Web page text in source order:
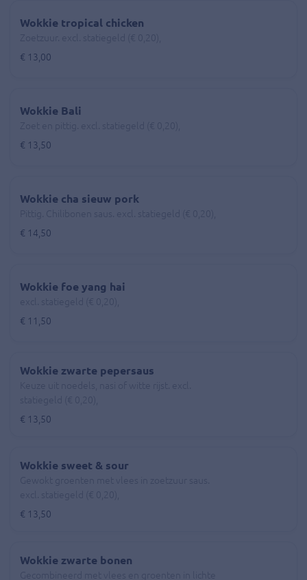
Wokkie tropical chicken
€ 13,00
Wokkie Bali
€ 13,50
Wokkie cha sieuw pork
€ 14,50
Wokkie foe yang hai
€ 11,50
Wokkie zwarte pepersaus
€ 13,50
Wokkie sweet & sour
€ 13,50
Wokkie zwarte bonen